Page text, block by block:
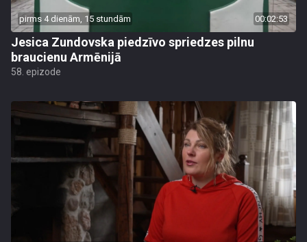
pirms 4 dienām, 15 stundām 00:02:53
Jesica Zundovska piedzīvo spriedzes pilnu
braucienu Armēnijā
58. epizode